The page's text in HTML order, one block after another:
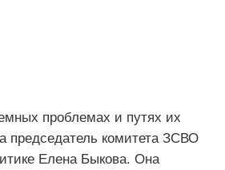
проблемах и путях их
председатель комитета ЗСВО
Елена Быкова. Она